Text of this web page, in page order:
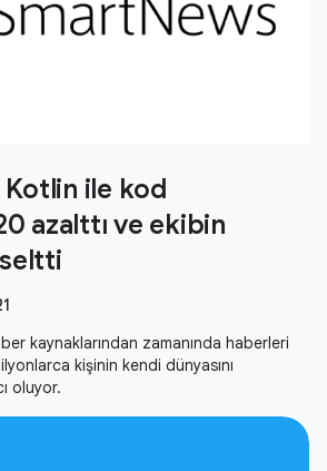
ile kod
azalttı ve ekibin
kaynaklarından zamanında haberleri
kişinin kendi dünyasını
oluyor.